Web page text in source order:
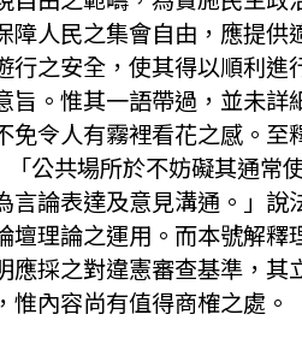
障人民之集會自由，應提供
行之安全，使其得以順利進
旨。惟其一語帶過，並未詳
免令人有霧裡看花之感。至
公共場所於不妨礙其通常
言論表達及意見溝通。」說
壇理論之運用。而本號解釋
應採之對違憲審查基準，其
惟內容尚有值得商榷之處。